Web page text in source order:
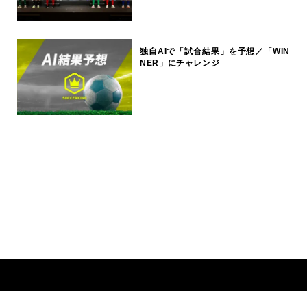
独自AIで「試合結果」を予想／「WIN
NER」にチャレンジ